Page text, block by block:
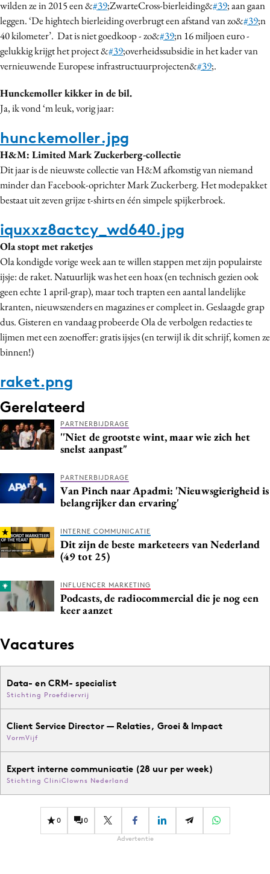
wilden ze in 2015 een &#39;ZwarteCross-bierleiding&#39; aan gaan
leggen. ‘De hightech bierleiding overbrugt een afstand van zo&#39;n
40 kilometer’. ​ Dat is niet goedkoop - zo&#39;n 16 miljoen euro -
gelukkig krijgt het project &#39;overheidssubsidie in het kader van
vernieuwende Europese infrastructuurprojecten&#39;.
Hunckemoller kikker in de bil.
Ja, ik vond ‘m leuk, vorig jaar:
hunckemoller.jpg
H&M: Limited Mark Zuckerberg-collectie
Dit jaar is de nieuwste collectie van H&M afkomstig van niemand
minder dan Facebook-oprichter Mark Zuckerberg. Het modepakket
bestaat uit zeven grijze t-shirts en één simpele spijkerbroek.
iquxxz8actcy_wd640.jpg
Ola stopt met raketjes
Ola kondigde vorige week aan te willen stappen met zijn populairste
ijsje: de raket. Natuurlijk was het een hoax (en technisch gezien ook
geen echte 1 april-grap), maar toch trapten een aantal landelijke
kranten, nieuwszenders en magazines er compleet in. Geslaagde grap
dus. Gisteren en vandaag probeerde Ola de verbolgen redacties te
lijmen met een zoenoffer: gratis ijsjes (en terwijl ik dit schrijf, komen ze
binnen!)
raket.png
Gerelateerd
PARTNERBIJDRAGE
''Niet de grootste wint, maar wie zich het
snelst aanpast"
PARTNERBIJDRAGE
Van Pinch naar Apadmi: 'Nieuwsgierigheid is
belangrijker dan ervaring'
INTERNE COMMUNICATIE
Dit zijn de beste marketeers van Nederland
(49 tot 25)
INFLUENCER MARKETING
Podcasts, de radiocommercial die je nog een
keer aanzet
Vacatures
Data- en CRM- specialist
Stichting Proefdiervrij
Client Service Director — Relaties, Groei & Impact
VormVijf
Expert interne communicatie (28 uur per week)
Stichting CliniClowns Nederland
0 0
Advertentie